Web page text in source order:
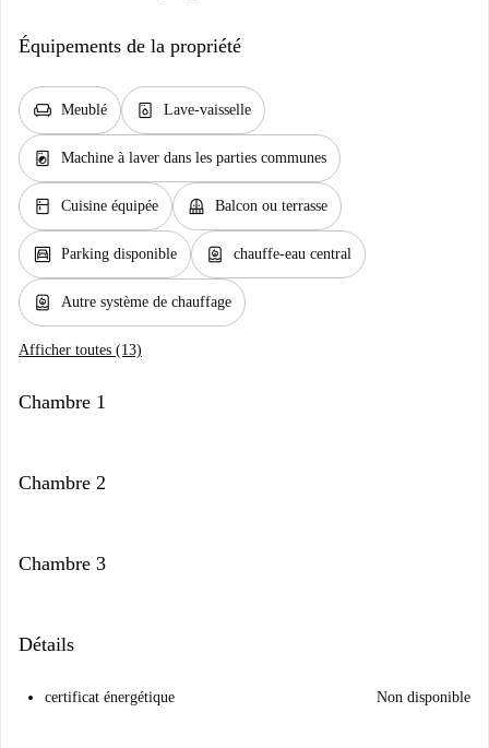
Équipements de la propriété
chair Meublé dishwasher_gen Lave-vaisselle
local_laundry_service Machine à laver dans les parties communes
kitchen Cuisine équipée balcony Balcon ou terrasse
garage Parking disponible water_heater chauffe-eau central
water_heater Autre système de chauffage
Afficher toutes (13)
Chambre 1
Chambre 2
Chambre 3
Détails
certificat énergétique Non disponible